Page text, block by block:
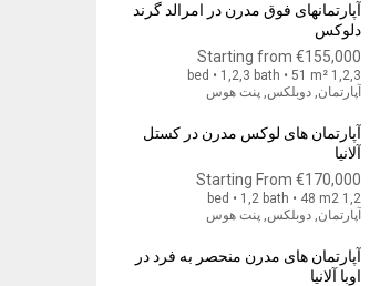
آپارتمانهای فوق مدرن در امرالد گرند
دلوکس
Starting from €155,000
1,2,3 bed • 1,2,3 bath • 51 m²
آپارتمان, دوبلکس, پنت هوس
آپارتمان های لوکس مدرن در کستل
آلانیا
Starting From €170,000
1,2 bed • 1,2 bath • 48 m2
آپارتمان, دوبلکس, پنت هوس
آپارتمان های مدرن منحصر به فرد در
اوبا آلانیا